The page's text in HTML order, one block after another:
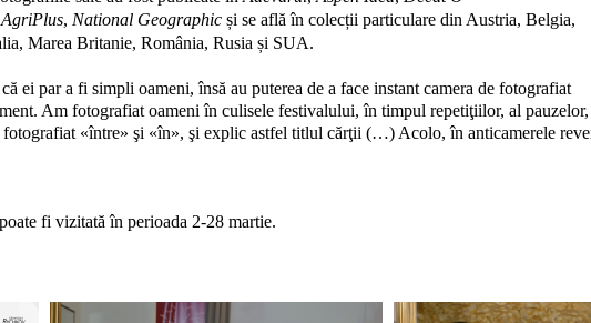
AgriPlus, National Geographic și se află în colecții particulare din Austria, Belgia,
Marea Britanie, România, Rusia și SUA.
ei par a fi simpli oameni, însă au puterea de a face instant camera de fotografiat
Am fotografiat oameni în culisele festivalului, în timpul repetiţiilor, al pauzelor,
«între» şi «în», şi explic astfel titlul cărţii (…) Acolo, în anticamerele
fi vizitată în perioada 2-28 martie.